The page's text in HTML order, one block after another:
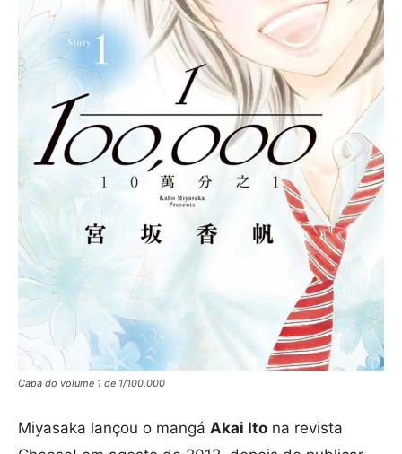
Capa do volume 1 de 1/100.000
Miyasaka lançou o mangá Akai Ito na revista